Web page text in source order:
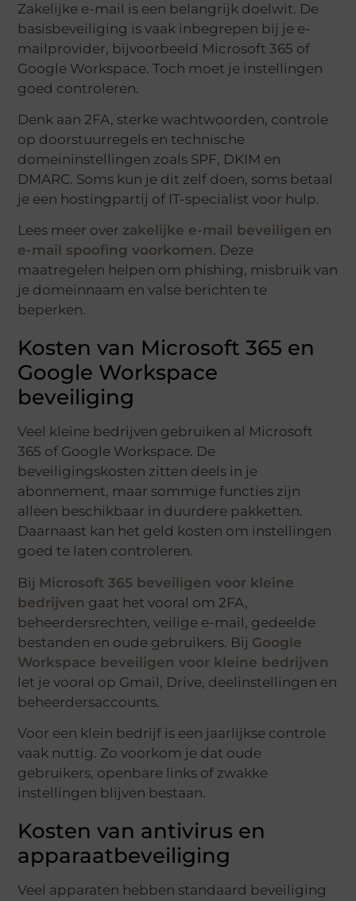
Zakelijke e-mail is een belangrijk doelwit. De
basisbeveiliging is vaak inbegrepen bij je e-
mailprovider, bijvoorbeeld Microsoft 365 of
Google Workspace. Toch moet je instellingen
goed controleren.
Denk aan 2FA, sterke wachtwoorden, controle
op doorstuurregels en technische
domeininstellingen zoals SPF, DKIM en
DMARC. Soms kun je dit zelf doen, soms betaal
je een hostingpartij of IT-specialist voor hulp.
Lees meer over zakelijke e-mail beveiligen en
e-mail spoofing voorkomen. Deze
maatregelen helpen om phishing, misbruik van
je domeinnaam en valse berichten te
beperken.
Kosten van Microsoft 365 en
Google Workspace
beveiliging
Veel kleine bedrijven gebruiken al Microsoft
365 of Google Workspace. De
beveiligingskosten zitten deels in je
abonnement, maar sommige functies zijn
alleen beschikbaar in duurdere pakketten.
Daarnaast kan het geld kosten om instellingen
goed te laten controleren.
Bij Microsoft 365 beveiligen voor kleine
bedrijven gaat het vooral om 2FA,
beheerdersrechten, veilige e-mail, gedeelde
bestanden en oude gebruikers. Bij Google
Workspace beveiligen voor kleine bedrijven
let je vooral op Gmail, Drive, deelinstellingen en
beheerdersaccounts.
Voor een klein bedrijf is een jaarlijkse controle
vaak nuttig. Zo voorkom je dat oude
gebruikers, openbare links of zwakke
instellingen blijven bestaan.
Kosten van antivirus en
apparaatbeveiliging
Veel apparaten hebben standaard beveiliging